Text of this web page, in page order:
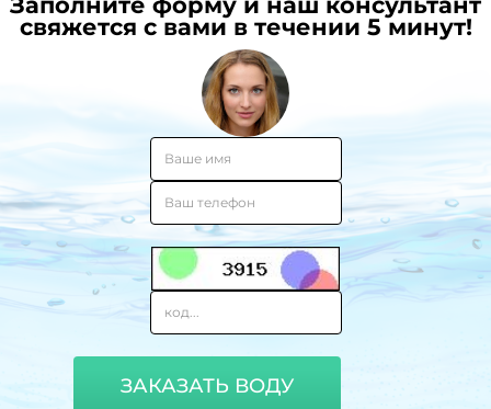
свяжется с вами в течении 5 минут!
ЗАКАЗАТЬ ВОДУ